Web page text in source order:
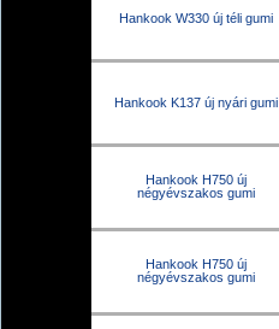
Hankook W330 új téli gumi
Hankook K137 új nyári gumi
Hankook H750 új
négyévszakos gumi
Hankook H750 új
négyévszakos gumi